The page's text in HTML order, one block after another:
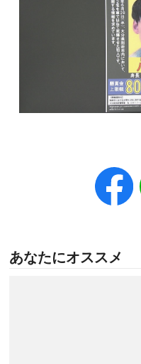
あなたにオススメ